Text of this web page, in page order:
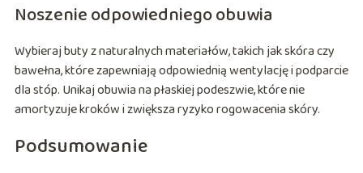
Noszenie odpowiedniego obuwia
Wybieraj buty z naturalnych materiałów, takich jak skóra czy
bawełna, które zapewniają odpowiednią wentylację i podparcie
dla stóp. Unikaj obuwia na płaskiej podeszwie, które nie
amortyzuje kroków i zwiększa ryzyko rogowacenia skóry.
Podsumowanie